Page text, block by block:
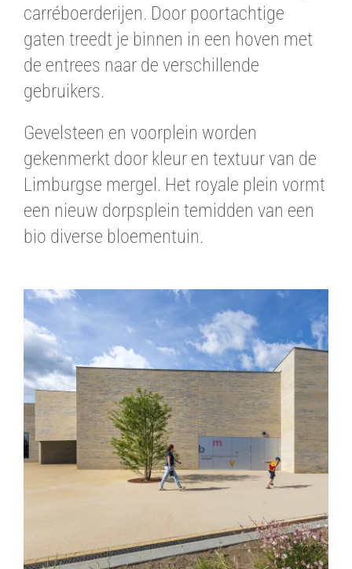
carréboerderijen. Door poortachtige
gaten treedt je binnen in een hoven met
de entrees naar de verschillende
gebruikers.
Gevelsteen en voorplein worden
gekenmerkt door kleur en textuur van de
Limburgse mergel. Het royale plein vormt
een nieuw dorpsplein temidden van een
bio diverse bloementuin.